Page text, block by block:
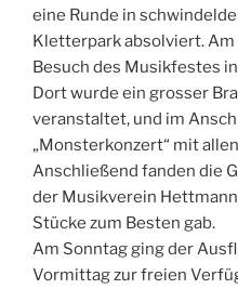
eine Runde in
Kletterpark absolviert.
Besuch des Musikfestes
Dort wurde ein grosser
veranstaltet, und im
„Monsterkonzert“ mit
Anschließend fanden die
der Musikverein
Stücke zum Besten gab.
Am Sonntag ging der
Vormittag zur freien